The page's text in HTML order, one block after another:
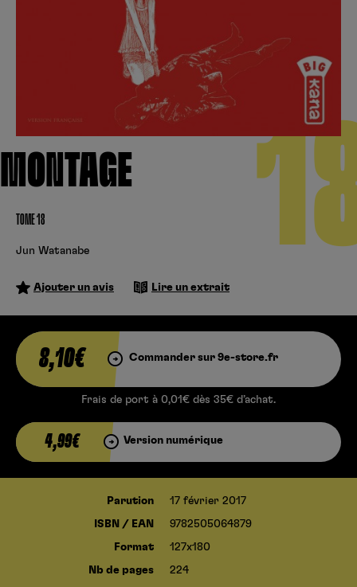
MONTAGE
TOME 18
Jun Watanabe
Ajouter un avis Lire un extrait
8,10€ Commander sur 9e-store.fr
Frais de port à 0,01€ dès 35€ d’achat.
4,99€ Version numérique
Parution 17 février 2017
ISBN / EAN 9782505064879
Format 127x180
Nb de pages 224
S’inscrire
Hunter x Hunter